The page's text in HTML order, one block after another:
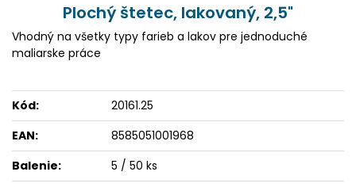
Plochý štetec, lakovaný, 2,5"
Vhodný na všetky typy farieb a lakov pre jednoduché
maliarske práce
Kód:
20161.25
EAN:
8585051001968
Balenie:
5 / 50 ks